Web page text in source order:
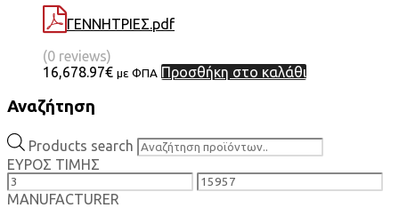
ΓΕΝΝΗΤΡΙΕΣ.pdf
(0 reviews)
16,678.97€ με ΦΠΑ Προσθήκη στο καλάθι
Αναζήτηση
Products search
ΕΥΡΟΣ ΤΙΜΗΣ
MANUFACTURER